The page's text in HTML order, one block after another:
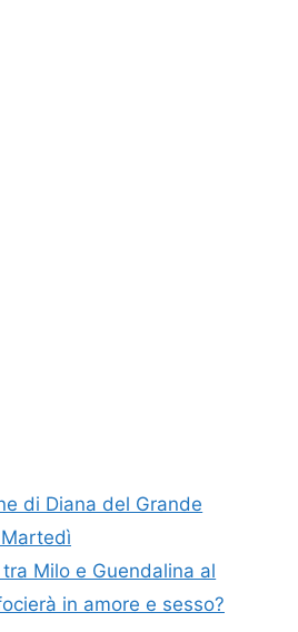
di Diana del Grande
Milo e Guendalina al
in amore e sesso?